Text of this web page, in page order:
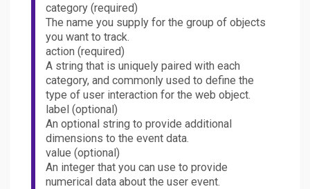
category (required)
The name you supply for the group of objects
you want to track.
action (required)
A string that is uniquely paired with each
category, and commonly used to define the
type of user interaction for the web object.
label (optional)
An optional string to provide additional
dimensions to the event data.
value (optional)
An integer that you can use to provide
numerical data about the user event.